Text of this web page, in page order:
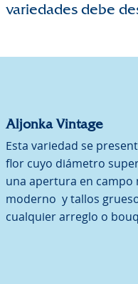
variedades debe
Aljonka Vintage
Esta variedad se
flor cuyo diámetro
una apertura en campo
moderno y tallos
cualquier arreglo o